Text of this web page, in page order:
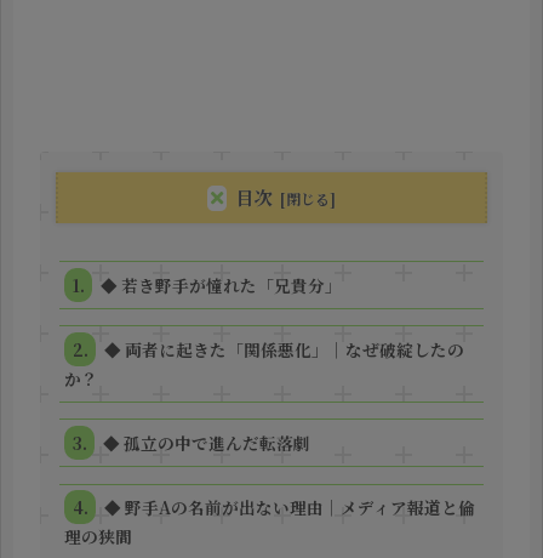
目次
◆ 若き野手が憧れた「兄貴分」
◆ 両者に起きた「関係悪化」｜なぜ破綻したの
か？
◆ 孤立の中で進んだ転落劇
◆ 野手Aの名前が出ない理由｜メディア報道と倫
理の狭間